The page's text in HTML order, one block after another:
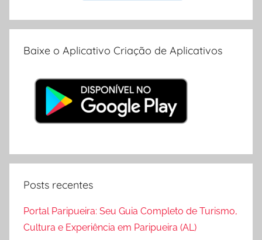
Baixe o Aplicativo Criação de Aplicativos
Posts recentes
Portal Paripueira: Seu Guia Completo de Turismo,
Cultura e Experiência em Paripueira (AL)